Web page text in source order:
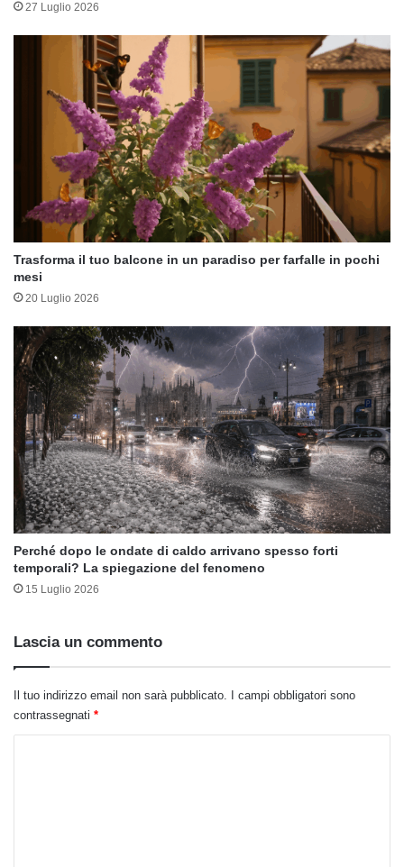
27 Luglio 2026
Trasforma il tuo balcone in un paradiso per farfalle in pochi
mesi
20 Luglio 2026
Perché dopo le ondate di caldo arrivano spesso forti
temporali? La spiegazione del fenomeno
15 Luglio 2026
Lascia un commento
Il tuo indirizzo email non sarà pubblicato.
I campi obbligatori sono
contrassegnati *